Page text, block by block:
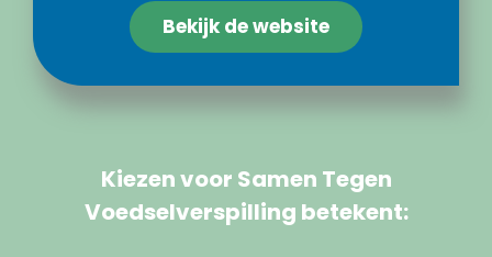
Bekijk de website
Kiezen voor Samen Tegen
Voedselverspilling betekent: